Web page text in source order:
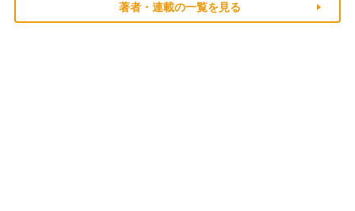
著者・連載の一覧を見る